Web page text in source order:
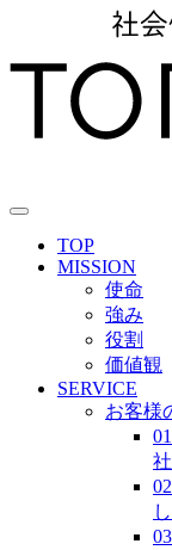
TOP
MISSION
使命
強み
役割
価値観
SERVICE
お客様